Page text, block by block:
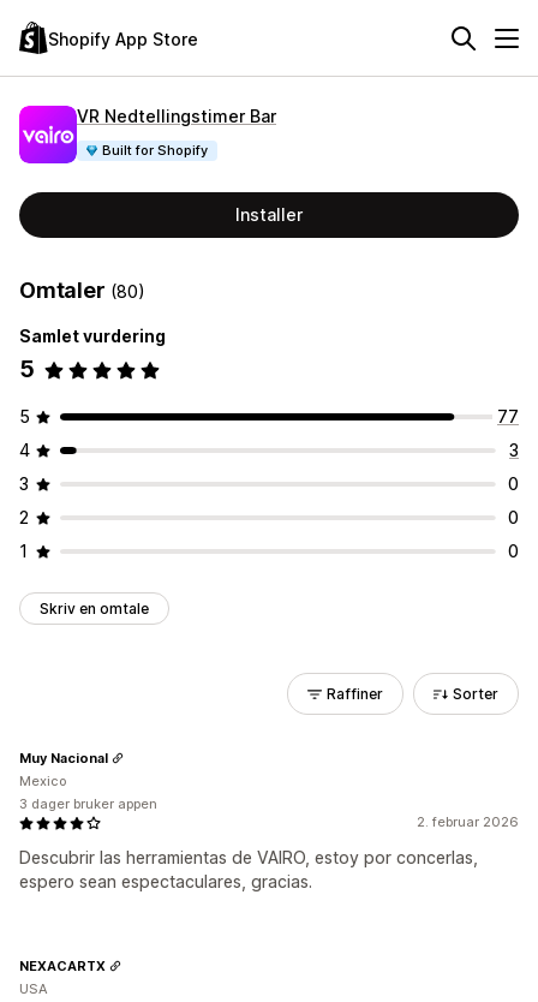
Shopify App Store
VR Nedtellingstimer Bar
Built for Shopify
Installer
Omtaler (80)
Samlet vurdering
5
5
77
4
3
3
0
2
0
1
0
Skriv en omtale
Raffiner Sorter
2. februar 2026
Descubrir las herramientas de VAIRO, estoy por concerlas,
espero sean espectaculares, gracias.
Muy Nacional
Mexico
3 dager bruker appen
NEXACARTX
USA